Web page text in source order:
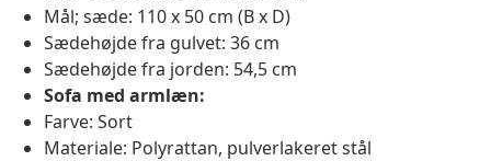
Mål; sæde: 110 x 50 cm (B x D)
Sædehøjde fra gulvet: 36 cm
Sædehøjde fra jorden: 54,5 cm
Sofa med armlæn:
Farve: Sort
Materiale: Polyrattan, pulverlakeret stål